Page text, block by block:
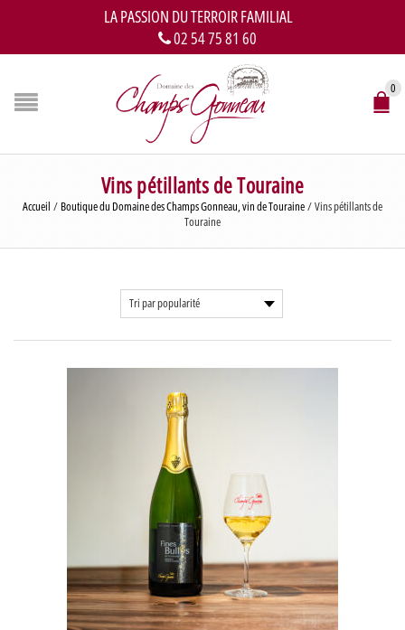
LA PASSION DU TERROIR FAMILIAL
02 54 75 81 60
0
Vins pétillants de Touraine
Accueil / Boutique du Domaine des Champs Gonneau, vin de Touraine/Vins pétillants de
Touraine